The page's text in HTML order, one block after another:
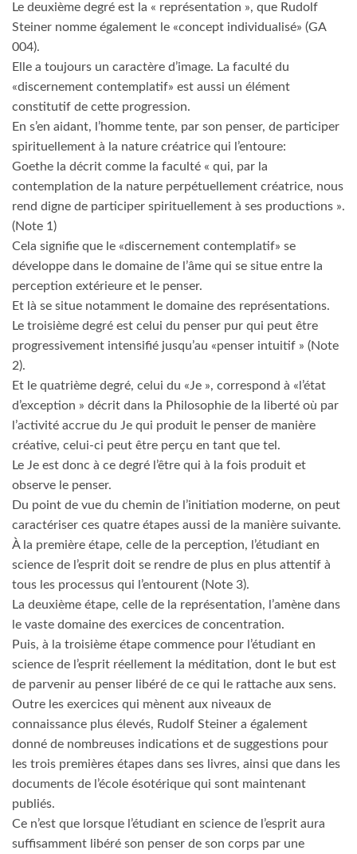
Le deuxième degré est la « représentation », que Rudolf
Steiner nomme également le «concept individualisé» (GA
004).
Elle a toujours un caractère d’image. La faculté du
«discernement contemplatif» est aussi un élément
constitutif de cette progression.
En s’en aidant, l’homme tente, par son penser, de participer
spirituellement à la nature créatrice qui l’entoure:
Goethe la décrit comme la faculté « qui, par la
contemplation de la nature perpétuellement créatrice, nous
rend digne de participer spirituellement à ses productions ».
(Note 1)
Cela signifie que le «discernement contemplatif» se
développe dans le domaine de l’âme qui se situe entre la
perception extérieure et le penser.
Et là se situe notamment le domaine des représentations.
Le troisième degré est celui du penser pur qui peut être
progressivement intensiﬁé jusqu’au «penser intuitif » (Note
2).
Et le quatrième degré, celui du «Je », correspond à «l’état
d’exception » décrit dans la Philosophie de la liberté où par
l’activité accrue du Je qui produit le penser de manière
créative, celui-ci peut être perçu en tant que tel.
Le Je est donc à ce degré l’être qui à la fois produit et
observe le penser.
Du point de vue du chemin de l’initiation moderne, on peut
caractériser ces quatre étapes aussi de la manière suivante.
À la première étape, celle de la perception, l’étudiant en
science de l’esprit doit se rendre de plus en plus attentif à
tous les processus qui l’entourent (Note 3).
La deuxième étape, celle de la représentation, l’amène dans
le vaste domaine des exercices de concentration.
Puis, à la troisième étape commence pour l’étudiant en
science de l’esprit réellement la méditation, dont le but est
de parvenir au penser libéré de ce qui le rattache aux sens.
Outre les exercices qui mènent aux niveaux de
connaissance plus élevés, Rudolf Steiner a également
donné de nombreuses indications et de suggestions pour
les trois premières étapes dans ses livres, ainsi que dans les
documents de l’école ésotérique qui sont maintenant
publiés.
Ce n’est que lorsque l’étudiant en science de l’esprit aura
suffisamment libéré son penser de son corps par une